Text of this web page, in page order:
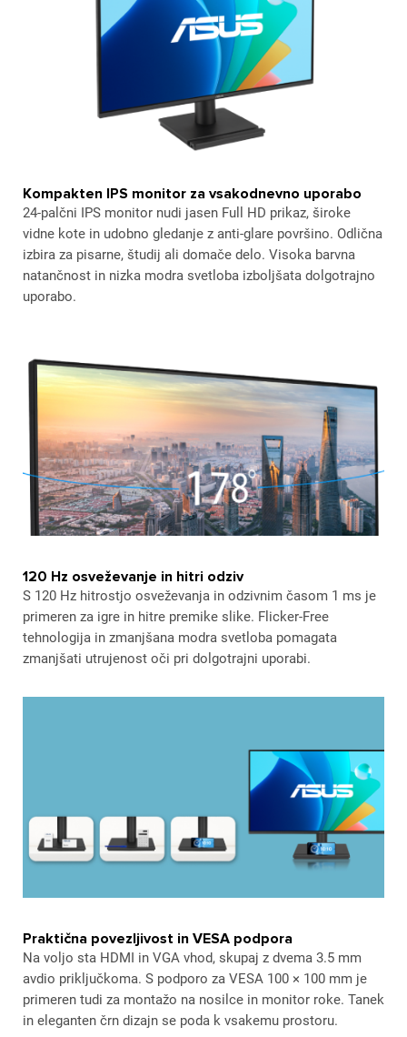
Kompakten IPS monitor za vsakodnevno uporabo
24-palčni IPS monitor nudi jasen Full HD prikaz, široke
vidne kote in udobno gledanje z anti-glare površino. Odlična
izbira za pisarne, študij ali domače delo. Visoka barvna
natančnost in nizka modra svetloba izboljšata dolgotrajno
uporabo.
120 Hz osveževanje in hitri odziv
S 120 Hz hitrostjo osveževanja in odzivnim časom 1 ms je
primeren za igre in hitre premike slike. Flicker-Free
tehnologija in zmanjšana modra svetloba pomagata
zmanjšati utrujenost oči pri dolgotrajni uporabi.
Praktična povezljivost in VESA podpora
Na voljo sta HDMI in VGA vhod, skupaj z dvema 3.5 mm
avdio priključkoma. S podporo za VESA 100 × 100 mm je
primeren tudi za montažo na nosilce in monitor roke. Tanek
in eleganten črn dizajn se poda k vsakemu prostoru.